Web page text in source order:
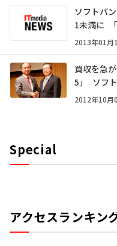
ソフトバ
1未満に 「
2013年01月
買収を急が
5」 ソフト
2012年10月
Special
アクセスランキン